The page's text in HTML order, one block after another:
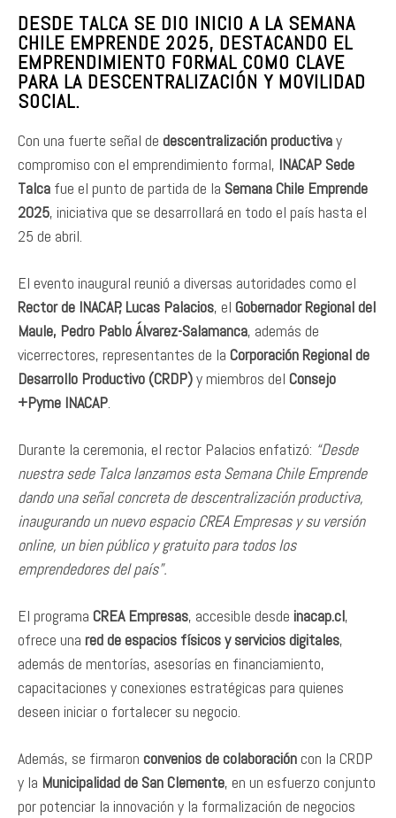
DESDE TALCA SE DIO INICIO A LA SEMANA
CHILE EMPRENDE 2025, DESTACANDO EL
EMPRENDIMIENTO FORMAL COMO CLAVE
PARA LA DESCENTRALIZACIÓN Y MOVILIDAD
SOCIAL.
Con una fuerte señal de descentralización productivay
compromiso con el emprendimiento formal, INACAP Sede
Talca fue el punto de partida de la Semana Chile Emprende
2025, iniciativa que se desarrollará en todo el país hasta el
25 de abril.
El evento inaugural reunió a diversas autoridades como el
Rector de INACAP, Lucas Palacios, el Gobernador Regional del
Maule, Pedro Pablo Álvarez-Salamanca, además de
vicerrectores, representantes de la Corporación Regional de
Desarrollo Productivo (CRDP)y miembros del Consejo
+Pyme INACAP
Durante la ceremonia, el rector Palacios enfatizó: “Desde
nuestra sede Talca lanzamos esta Semana Chile Emprende
dando una señal concreta de descentralización productiva,
inaugurando un nuevo espacio CREA Empresas y su versión
online, un bien público y gratuito para todos los
emprendedores del país”.
El programa CREA Empresas, accesible desde inacap.cl,
ofrece una red de espacios físicos y servicios digitales,
además de mentorías, asesorías en financiamiento,
capacitaciones y conexiones estratégicas para quienes
deseen iniciar o fortalecer su negocio.
Además, se firmaron convenios de colaboracióncon la CRDP
y la Municipalidad de San Clemente, en un esfuerzo conjunto
por potenciar la innovación y la formalización de negocios